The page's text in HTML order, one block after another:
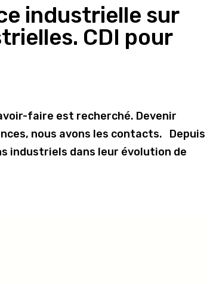
industrielle sur
CDI pour
faire est recherché. Devenir
nous avons les contacts. Depuis
industriels dans leur évolution de